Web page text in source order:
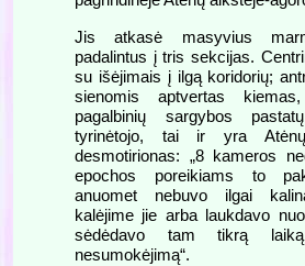
Jis atkasė masyvius
padalintus į tris sekcijas.
su išėjimais į ilgą koridorių;
sienomis aptvertas
pagalbinių sargybos
tyrinėtojo, tai ir yra
desmotirionas: „8 kameros
epochos poreikiams to
anuomet nebuvo ilgai
kalėjime jie arba laukdavo
sėdėdavo tam tikrą
nesumokėjimą“.